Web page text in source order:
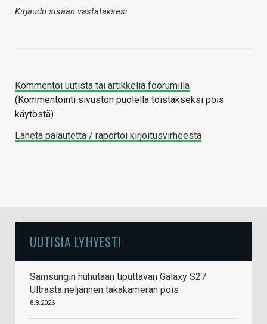
Kirjaudu sisään vastataksesi
Kommentoi uutista tai artikkelia foorumilla
(Kommentointi sivuston puolella toistakseksi pois
käytöstä)
Lähetä palautetta / raportoi kirjoitusvirheestä
UUTISIA LYHYESTI
Samsungin huhutaan tiputtavan Galaxy S27
Ultrasta neljännen takakameran pois
8.8.2026